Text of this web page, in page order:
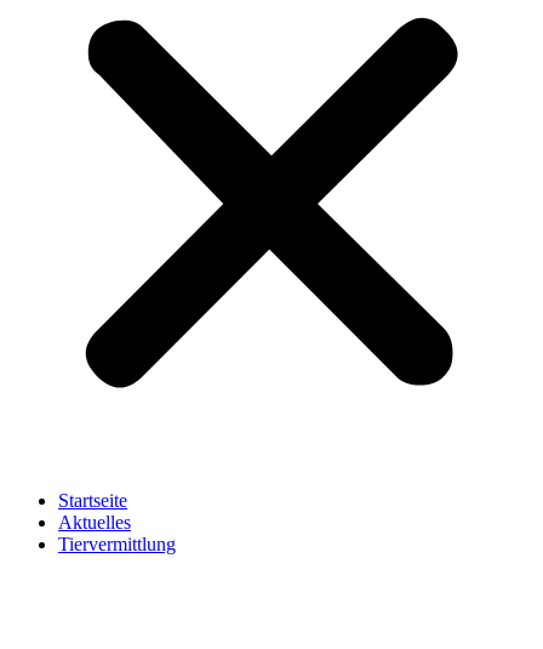
Startseite
Aktuelles
Tiervermittlung